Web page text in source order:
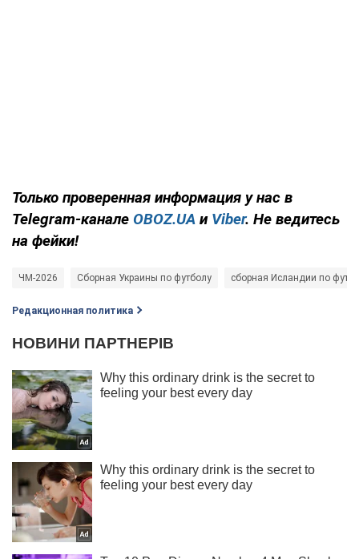
Только проверенная информация у нас в
Telegram-канале OBOZ.UA и Viber. Не ведитесь
на фейки!
ЧМ-2026 Сборная Украины по футболу сборная Исландии по
Редакционная политика